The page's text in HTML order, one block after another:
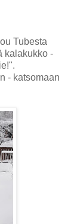
Tubesta
kalakukko -
- katsomaan